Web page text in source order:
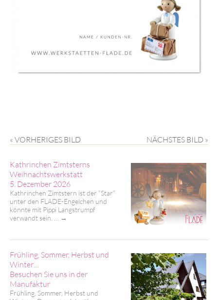
« VORHERIGES BILD NÄCHSTES BILD »
Kathrinchen Zimtsterns
Weihnachtswerkstatt
5. Dezember 2026
Kathrinchen Zimtstern ist der “Star”
unter den FLADE-Engelchen und
könnte mit Pippi Langstrumpf
verwandt sein. …
→
Frühling, Sommer, Herbst und
Winter…
Besuchen Sie uns in der
Manufaktur
Frühling, Sommer, Herbst und